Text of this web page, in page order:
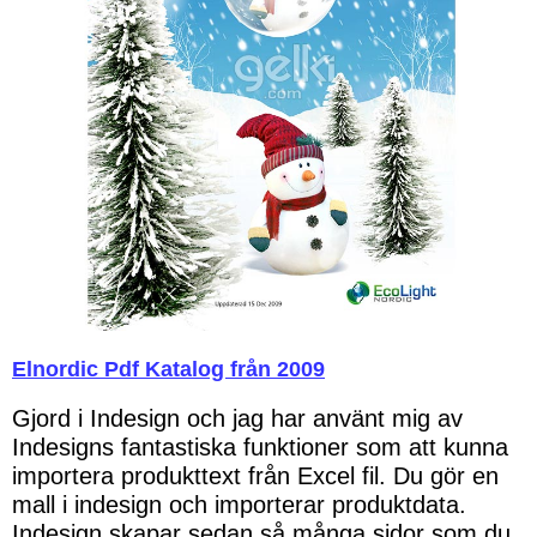
Elnordic Pdf Katalog från 2009
Gjord i Indesign och jag har använt mig av
Indesigns fantastiska funktioner som att kunna
importera produkttext från Excel fil. Du gör en
mall i indesign och importerar produktdata.